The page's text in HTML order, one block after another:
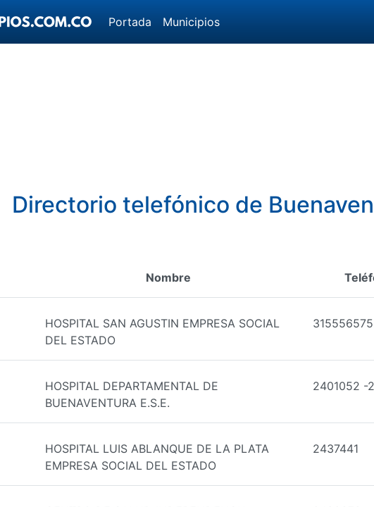
Portada Municipios
Directorio telefónico de
Nombre
HOSPITAL SAN AGUSTIN EMPRESA SOCIAL
DEL ESTADO
HOSPITAL DEPARTAMENTAL DE
BUENAVENTURA E.S.E.
2401052 -
HOSPITAL LUIS ABLANQUE DE LA PLATA
EMPRESA SOCIAL DEL ESTADO
2437441